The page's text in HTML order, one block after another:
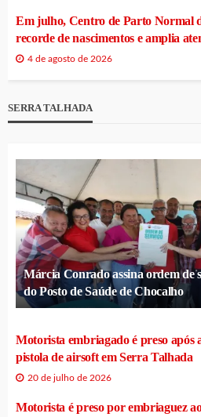
Em julho, Centro de Parto Normal
recorde de nascimentos e amplia
4 de agosto de 2026
SERRA TALHADA
Márcia Conrado assina ordem de
do Posto de Saúde de Chocalho
Motorista embriagado é preso após
pistola de airsoft em Serra Talhada
20 de julho de 2026
Motorista é preso por embriaguez